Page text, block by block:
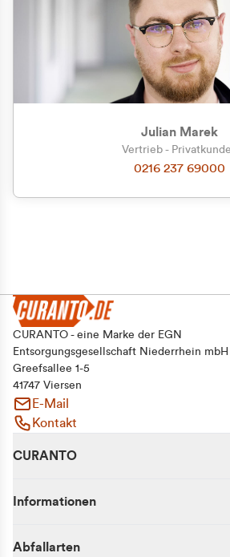
Privatkunde (inkl.
Geschäftskunde (exkl.
Julian Marek
Vertrieb -
0216 237 69000
CURANTO - eine Marke der EGN
Entsorgungsgesellschaft Niederrhein mbH
Greefsallee 1-5
41747 Viersen
E-Mail
Kontakt
CURANTO
Informationen
Abfallarten